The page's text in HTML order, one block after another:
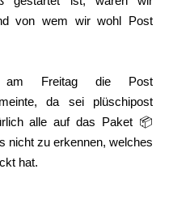
von wem wir wohl Post
Freitag die Post
da sei plüschipost
alle auf das Paket 📦
nicht zu erkennen, welches
hat.